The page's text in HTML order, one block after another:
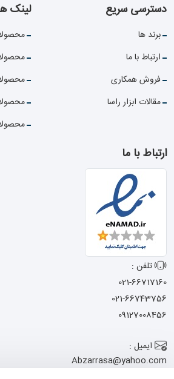
دسترسی سریع
برند ها
ارتباط با ما
فروش همکاری
مقالات ابزار راسا
لینک
ارتباط با ما
تلفن :
021-66717160
021-66743756
09127008456
ایمیل :
Abzarrasa@yahoo.com